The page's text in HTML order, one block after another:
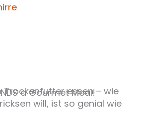
Trockenfutter essen – wie
will, ist so genial wie